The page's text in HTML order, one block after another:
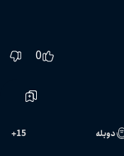
0
دوبله 15
+